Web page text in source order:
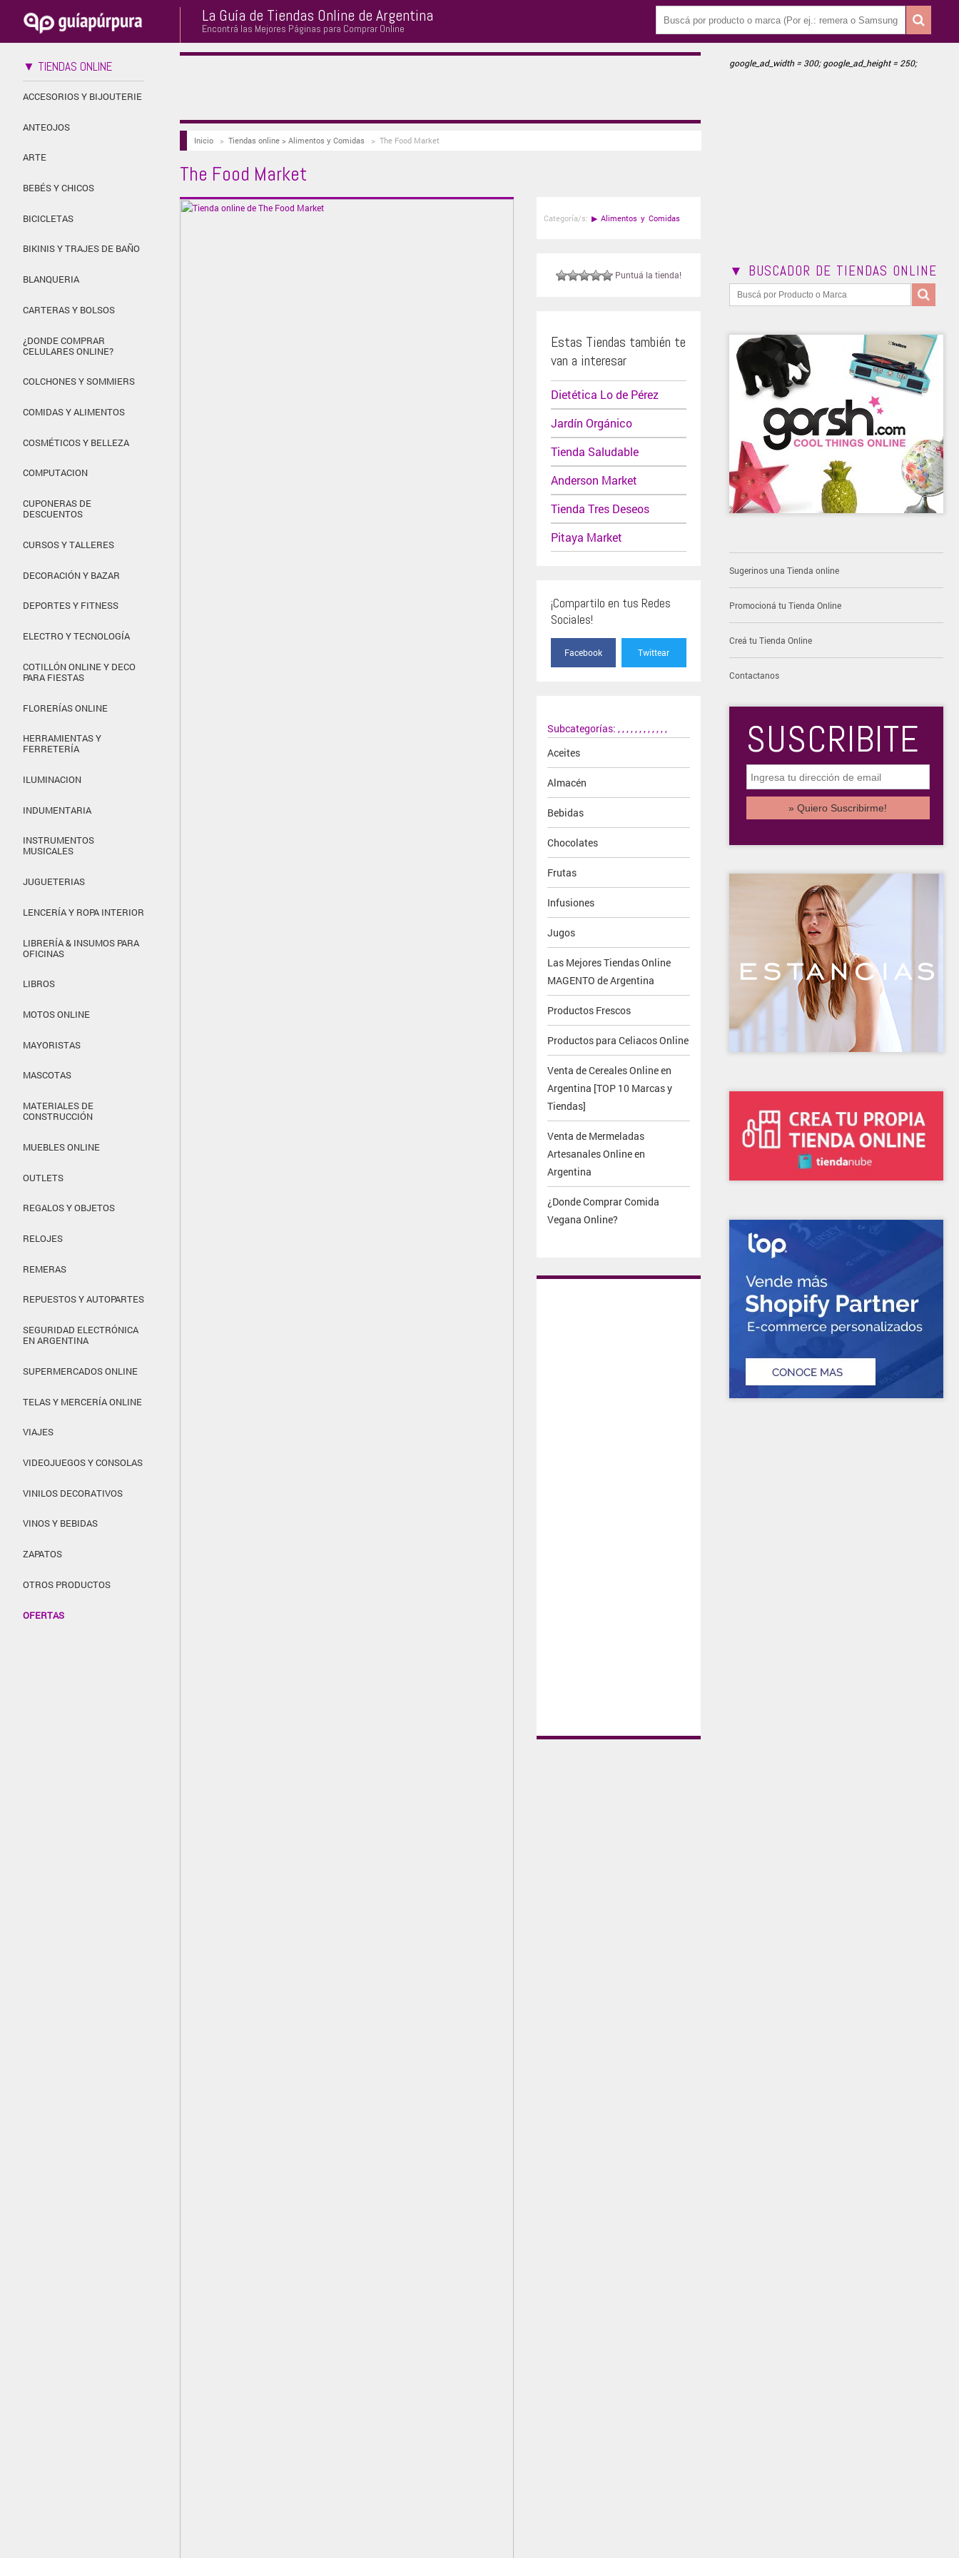
La Guía de Tiendas Online de Argentina
Encontrá las Mejores Páginas para Comprar Online
▼ TIENDAS ONLINE
ACCESORIOS Y BIJOUTERIE
ANTEOJOS
ARTE
BEBÉS Y CHICOS
BICICLETAS
BIKINIS Y TRAJES DE BAÑO
BLANQUERIA
CARTERAS Y BOLSOS
¿DONDE COMPRAR
CELULARES ONLINE?
COLCHONES Y SOMMIERS
COMIDAS Y ALIMENTOS
COSMÉTICOS Y BELLEZA
COMPUTACION
CUPONERAS DE
DESCUENTOS
CURSOS Y TALLERES
DECORACIÓN Y BAZAR
DEPORTES Y FITNESS
ELECTRO Y TECNOLOGÍA
COTILLÓN ONLINE Y DECO
PARA FIESTAS
FLORERÍAS ONLINE
HERRAMIENTAS Y
FERRETERÍA
ILUMINACION
INDUMENTARIA
INSTRUMENTOS
MUSICALES
JUGUETERIAS
LENCERÍA Y ROPA INTERIOR
LIBRERÍA & INSUMOS PARA
OFICINAS
LIBROS
MOTOS ONLINE
MAYORISTAS
MASCOTAS
MATERIALES DE
CONSTRUCCIÓN
MUEBLES ONLINE
OUTLETS
REGALOS Y OBJETOS
RELOJES
REMERAS
REPUESTOS Y AUTOPARTES
SEGURIDAD ELECTRÓNICA
EN ARGENTINA
SUPERMERCADOS ONLINE
TELAS Y MERCERÍA ONLINE
VIAJES
VIDEOJUEGOS Y CONSOLAS
VINILOS DECORATIVOS
VINOS Y BEBIDAS
ZAPATOS
OTROS PRODUCTOS
OFERTAS
Inicio> Tiendas online > Alimentos y Comidas > The Food Market
The Food Market
Categoría/s: ▶ Alimentos y Comidas
Puntuá la tienda!
Estas Tiendas también te
van a interesar
Dietética Lo de Pérez
Jardín Orgánico
Tienda Saludable
Anderson Market
Tienda Tres Deseos
Pitaya Market
¡Compartilo en tus Redes
Sociales!
Facebook Twittear
Subcategorías:
Aceites
,
Almacén
,
Bebidas
,
Chocolates
,
Frutas
,
Infusiones
,
Jugos
,
Las Mejores Tiendas Online
MAGENTO de Argentina
,
Productos Frescos
,
Productos para Celiacos Online
,
Venta de Cereales Online en
Argentina [TOP 10 Marcas y
Tiendas]
,
Venta de Mermeladas
Artesanales Online en
Argentina
,
¿Donde Comprar Comida
Vegana Online?
google_ad_width = 300; google_ad_height = 250;
▼ BUSCADOR DE TIENDAS ONLINE
Sugerinos una Tienda online
Promocioná tu Tienda Online
Creá tu Tienda Online
Contactanos
SUSCRIBITE